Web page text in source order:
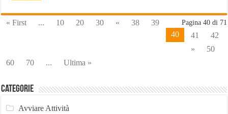
Pagina 40 di 71
« First ... 10 20 30 « 38
39
40
41
42
»
50
60
70 ... Ultima »
Categorie
Avviare Attività